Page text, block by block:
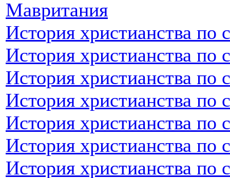
Мавритания
История христианства по
История христианства
История христианства
История христианства
История христианства
История христианства
История христианства по